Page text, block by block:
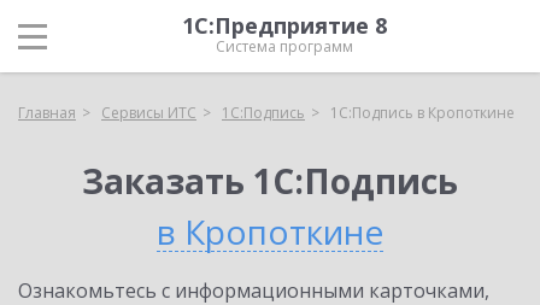
1С:Предприятие 8
Система программ
Главная Сервисы ИТС 1С:Подпись 1С:Подпись в Кропоткине
Заказать 1С:Подпись
в Кропоткине
Ознакомьтесь с информационными карточками,